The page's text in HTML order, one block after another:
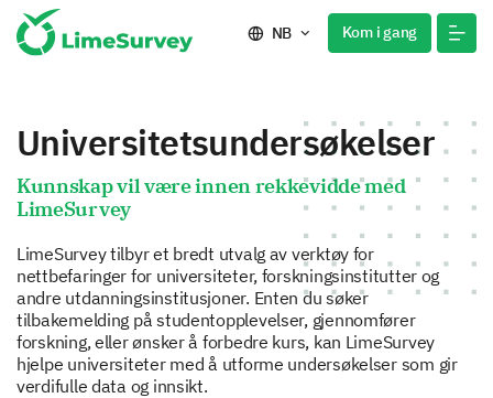
NB Kom i gang
Universitetsundersøkelser
Kunnskap vil være innen rekkevidde med
LimeSurvey
LimeSurvey tilbyr et bredt utvalg av verktøy for
nettbefaringer for universiteter, forskningsinstitutter og
andre utdanningsinstitusjoner. Enten du søker
tilbakemelding på studentopplevelser, gjennomfører
forskning, eller ønsker å forbedre kurs, kan LimeSurvey
hjelpe universiteter med å utforme undersøkelser som gir
verdifulle data og innsikt.